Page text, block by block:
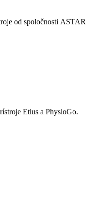
od spoločnosti ASTAR
Etius a PhysioGo.